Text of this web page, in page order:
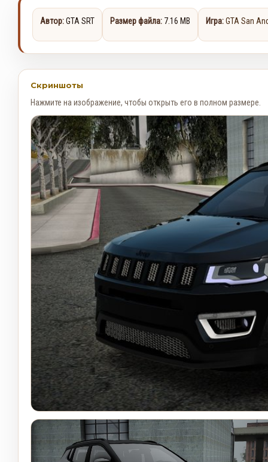
Автор:GTA SRT Размер файла: 7.16 MB Игра:GTA San
Скриншоты
Нажмите на изображение, чтобы открыть его в полном размере.